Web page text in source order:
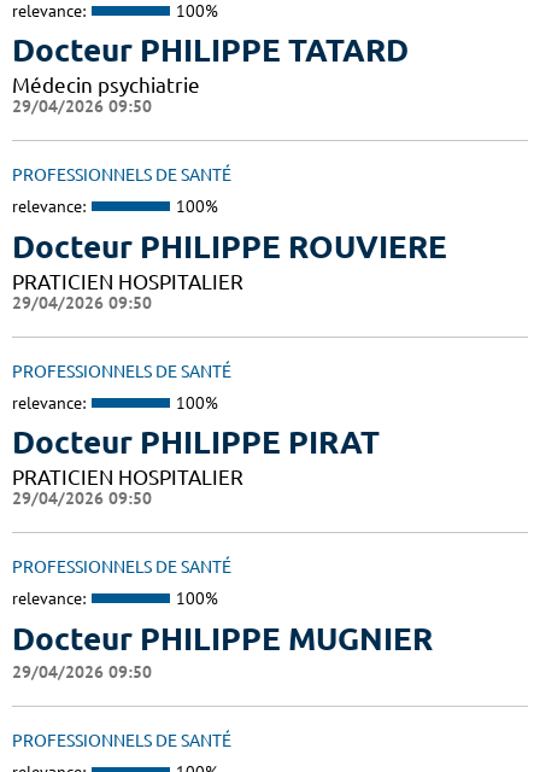
relevance: 100%
Docteur PHILIPPE TATARD
Médecin psychiatrie
29/04/2026 09:50
PROFESSIONNELS DE SANTÉ
relevance: 100%
Docteur PHILIPPE ROUVIERE
PRATICIEN HOSPITALIER
29/04/2026 09:50
PROFESSIONNELS DE SANTÉ
relevance: 100%
Docteur PHILIPPE PIRAT
PRATICIEN HOSPITALIER
29/04/2026 09:50
PROFESSIONNELS DE SANTÉ
relevance: 100%
Docteur PHILIPPE MUGNIER
29/04/2026 09:50
PROFESSIONNELS DE SANTÉ